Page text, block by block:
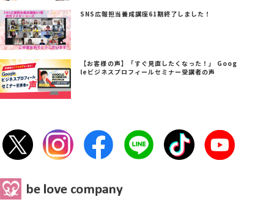
SNS広報担当養成講座61期終了しました！
【お客様の声】「すぐ見直したくなった！」 Goog
leビジネスプロフィールセミナー受講者の声